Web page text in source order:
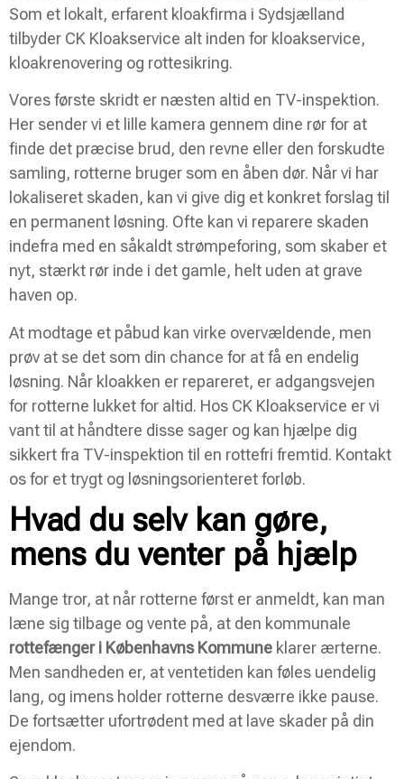
Som et lokalt, erfarent kloakfirma i Sydsjælland
tilbyder CK Kloakservice alt inden for kloakservice,
kloakrenovering og rottesikring.
Vores første skridt er næsten altid en TV-inspektion.
Her sender vi et lille kamera gennem dine rør for at
finde det præcise brud, den revne eller den forskudte
samling, rotterne bruger som en åben dør. Når vi har
lokaliseret skaden, kan vi give dig et konkret forslag til
en permanent løsning. Ofte kan vi reparere skaden
indefra med en såkaldt strømpeforing, som skaber et
nyt, stærkt rør inde i det gamle, helt uden at grave
haven op.
At modtage et påbud kan virke overvældende, men
prøv at se det som din chance for at få en endelig
løsning. Når kloakken er repareret, er adgangsvejen
for rotterne lukket for altid. Hos CK Kloakservice er vi
vant til at håndtere disse sager og kan hjælpe dig
sikkert fra TV-inspektion til en rottefri fremtid. Kontakt
os for et trygt og løsningsorienteret forløb.
Hvad du selv kan gøre,
mens du venter på hjælp
Mange tror, at når rotterne først er anmeldt, kan man
læne sig tilbage og vente på, at den kommunale
rottefænger i Københavns Kommune klarer ærterne.
Men sandheden er, at ventetiden kan føles uendelig
lang, og imens holder rotterne desværre ikke pause.
De fortsætter ufortrødent med at lave skader på din
ejendom.